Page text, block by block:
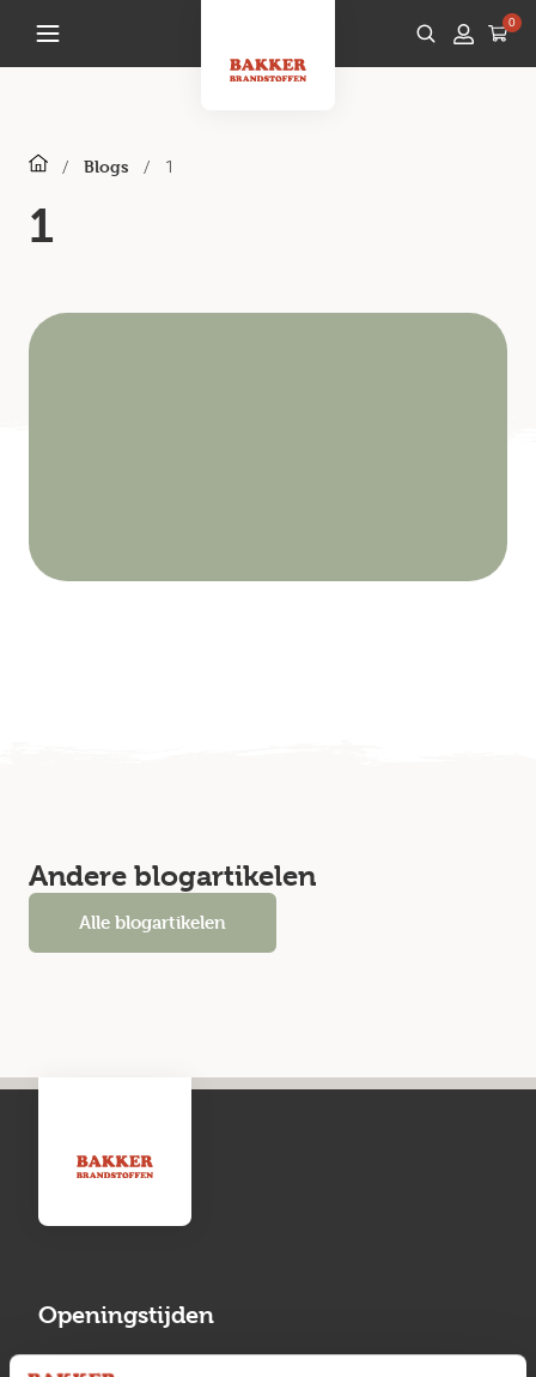
0
/ Blogs / 1
1
Andere blogartikelen
Alle blogartikelen
Openingstijden